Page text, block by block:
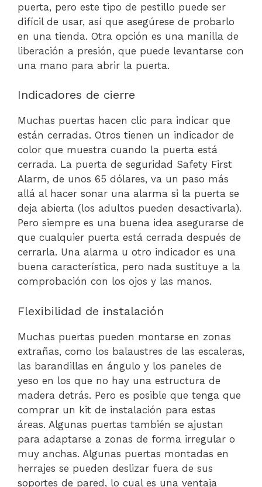
puerta, pero este tipo de pestillo puede ser
difícil de usar, así que asegúrese de probarlo
en una tienda. Otra opción es una manilla de
liberación a presión, que puede levantarse con
una mano para abrir la puerta.
Indicadores de cierre
Muchas puertas hacen clic para indicar que
están cerradas. Otros tienen un indicador de
color que muestra cuando la puerta está
cerrada. La puerta de seguridad Safety First
Alarm, de unos 65 dólares, va un paso más
allá al hacer sonar una alarma si la puerta se
deja abierta (los adultos pueden desactivarla).
Pero siempre es una buena idea asegurarse de
que cualquier puerta está cerrada después de
cerrarla. Una alarma u otro indicador es una
buena característica, pero nada sustituye a la
comprobación con los ojos y las manos.
Flexibilidad de instalación
Muchas puertas pueden montarse en zonas
extrañas, como los balaustres de las escaleras,
las barandillas en ángulo y los paneles de
yeso en los que no hay una estructura de
madera detrás. Pero es posible que tenga que
comprar un kit de instalación para estas
áreas. Algunas puertas también se ajustan
para adaptarse a zonas de forma irregular o
muy anchas. Algunas puertas montadas en
herrajes se pueden deslizar fuera de sus
soportes de pared, lo cual es una ventaja